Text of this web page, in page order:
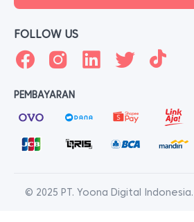
FOLLOW US
PEMBAYARAN
© 2025 PT. Yoona Digital